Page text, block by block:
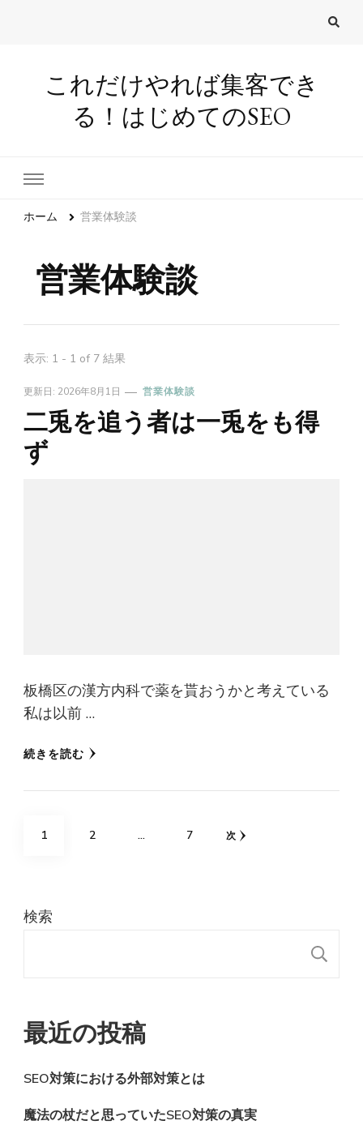
これだけやれば集客でき
る！はじめてのSEO
ホーム 営業体験談
営業体験談
表示: 1 - 1 of 7 結果
更新日: 2026年8月1日 営業体験談
二兎を追う者は一兎をも得
ず
板橋区の漢方内科で薬を貰おうかと考えている
私は以前 …
続きを読む
投
ペ
り
固
ペ
1 固
2 … 固
7 次
検索
最近の投稿
SEO対策における外部対策とは
魔法の杖だと思っていたSEO対策の真実